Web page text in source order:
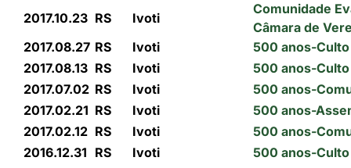
2017.10.23 RS Ivoti
Comunidade
Câmara de
2017.08.27 RS Ivoti
500 anos-
2017.08.13 RS Ivoti
500 anos-
2017.07.02 RS Ivoti
500 anos-
2017.02.21 RS Ivoti
500 anos-
2017.02.12 RS Ivoti
500 anos-
2016.12.31 RS Ivoti
500 anos-